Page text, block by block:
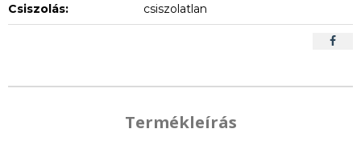
Csiszolás: csiszolatlan
Termékleírás